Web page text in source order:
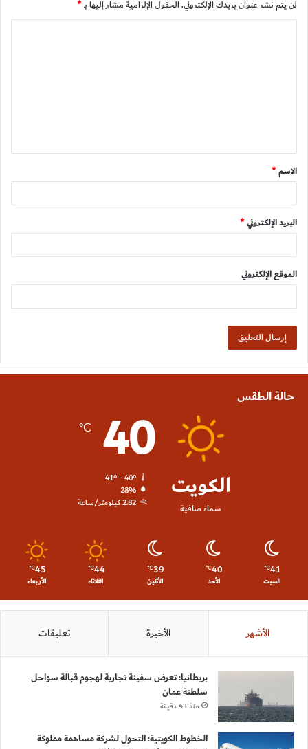
لن يتم نشر عنوان بريدك الإلكتروني.الحقول الإلزامية مشار إليها بـ*
ق
*
الاسم*
البريد الإلكتروني*
الموقع الإلكتروني
حالة الطقس
الكويت
سماء صافية
40
℃
41º - 40º
28%
2.82 كيلومتر/ساعة
41
℃
السبت
40
℃
الأحد
39
℃
الأثنين
44
℃
الثلاثاء
45
℃
الأربعاء
الأشهر الأخيرة تعليقات
بريطانيا: تعرض سفينة تجارية لهجوم قبالة سواحل
سلطنة عمان
منذ 43 دقيقة
الخطوط الكويتية: التحول لشركة مساهمة مملوكة